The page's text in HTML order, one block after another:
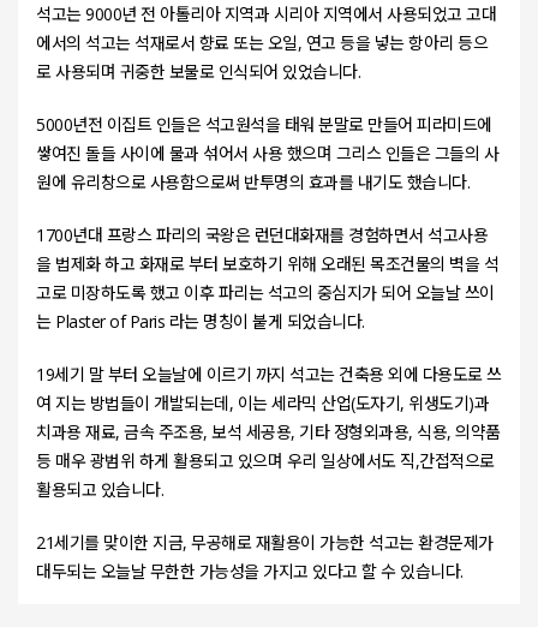
석고는 9000년 전 아톨리아 지역과 시리아 지역에서 사용되었고 고대
에서의 석고는 석재로서 향료 또는 오일, 연고 등을 넣는 항아리 등으
로 사용되며 귀중한 보물로 인식되어 있었습니다.
5000년전 이집트 인들은 석고원석을 태워 분말로 만들어 피라미드에
쌓여진 돌들 사이에 물과 섞어서 사용 했으며 그리스 인들은 그들의 사
원에 유리창으로 사용함으로써 반투명의 효과를 내기도 했습니다.
1700년대 프랑스 파리의 국왕은 런던대화재를 경험하면서 석고사용
을 법제화 하고 화재로 부터 보호하기 위해 오래된 목조건물의 벽을 석
고로 미장하도록 했고 이후 파리는 석고의 중심지가 되어 오늘날 쓰이
는 Plaster of Paris 라는 명칭이 붙게 되었습니다.
19세기 말 부터 오늘날에 이르기 까지 석고는 건축용 외에 다용도로 쓰
여 지는 방법들이 개발되는데, 이는 세라믹 산업(도자기, 위생도기)과
치과용 재료, 금속 주조용, 보석 세공용, 기타 정형외과용, 식용, 의약품
등 매우 광범위 하게 활용되고 있으며 우리 일상에서도 직,간접적으로
활용되고 있습니다.
21세기를 맞이한 지금, 무공해로 재활용이 가능한 석고는 환경문제가
대두되는 오늘날 무한한 가능성을 가지고 있다고 할 수 있습니다.